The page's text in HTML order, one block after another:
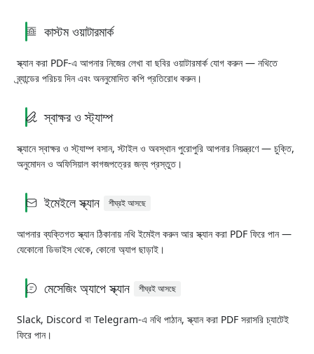
কাস্টম ওয়াটারমার্ক
স্ক্যান করা PDF-এ আপনার নিজের লেখা বা ছবির ওয়াটারমার্ক যোগ করুন — নথিতে
ব্র্যান্ডের পরিচয় দিন এবং অননুমোদিত কপি প্রতিরোধ করুন।
স্বাক্ষর ও স্ট্যাম্প
স্ক্যানে স্বাক্ষর ও স্ট্যাম্প বসান, স্টাইল ও অবস্থান পুরোপুরি আপনার নিয়ন্ত্রণে — চুক্তি,
অনুমোদন ও অফিসিয়াল কাগজপত্রের জন্য প্রস্তুত।
ইমেইলে স্ক্যান শীঘ্রই আসছে
আপনার ব্যক্তিগত স্ক্যান ঠিকানায় নথি ইমেইল করুন আর স্ক্যান করা PDF ফিরে পান —
যেকোনো ডিভাইস থেকে, কোনো অ্যাপ ছাড়াই।
মেসেজিং অ্যাপে স্ক্যান শীঘ্রই আসছে
Slack, Discord বা Telegram-এ নথি পাঠান, স্ক্যান করা PDF সরাসরি চ্যাটেই
ফিরে পান।